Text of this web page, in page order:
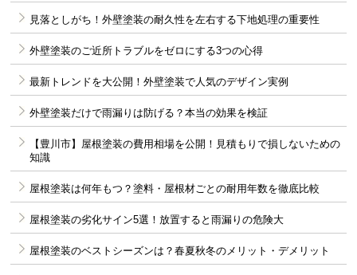
見落としがち！外壁塗装の耐久性を左右する下地処理の重要性
外壁塗装のご近所トラブルをゼロにする3つの心得
最新トレンドを大公開！外壁塗装で人気のデザイン実例
外壁塗装だけで雨漏りは防げる？本当の効果を検証
【豊川市】屋根塗装の費用相場を公開！見積もりで損しないための
知識
屋根塗装は何年もつ？塗料・屋根材ごとの耐用年数を徹底比較
屋根塗装の劣化サイン5選！放置すると雨漏りの危険大
屋根塗装のベストシーズンは？春夏秋冬のメリット・デメリット